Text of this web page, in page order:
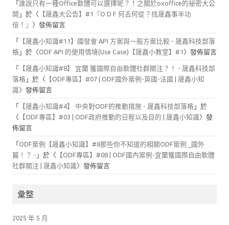
「 誰說只有一種Office軟體可以選擇呢？！之關於oxoffice的祕密大公
開 」於〈 【晟鑫大公告】#1『O D F 何去何從？找晟鑫事半功
倍！』 〉發佈留言
「
【晟鑫小知識#11】國發會 API 方案與一般方案比較 - 晟鑫科技部落
格 」於〈ODF API 的使用情境(Use Case)【晟鑫小教室】#1 〉發佈留言
「
【晟鑫小知識#8】 宜蘭 獲國際自由軟體社群關注？！ - 晟鑫科技部
落格 」於〈 【ODF專區】#07 | ODF國外案例-英國-法國 | 晟鑫小知
識〉發佈留言
「 【晟鑫小知識#4】 中央對ODF的推動措施 - 晟鑫科技部落格 」於
〈 【ODF專區】#03 | ODF政府推動的日程以及目的 | 晟鑫小知識〉發
佈留言
「 ODF案例【晟鑫小知識】#8那些你不知道的相關ODF案例 _國外
篇！？ - 」於〈 【ODF專區】#08 | ODF國內案例-宜蘭獲國際自由軟體
社群關注 | 晟鑫小知識〉發佈留言
彙整
2025 年 5 月